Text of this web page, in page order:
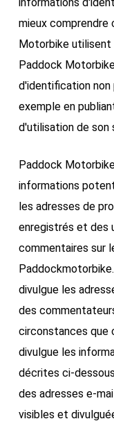
mieux
Motorbike utilisent
Paddock
d'identification non
exemple en
d'utilisation de son
Paddock
informations
les adresses de
enregistrés et des
commentaires sur
divulgue les
des
circonstances que
divulgue les
décrites ci-
des adresses e-
visibles et